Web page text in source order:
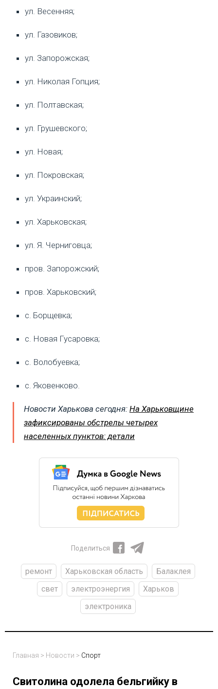
ул. Весенняя;
ул. Газовиков;
ул. Запорожская;
ул. Николая Гопция;
ул. Полтавская;
ул. Грушевского;
ул. Новая;
ул. Покровская;
ул. Украинский;
ул. Харьковская;
ул. Я. Черниговца;
пров. Запорожский;
пров. Харьковский;
с. Борщевка;
с. Новая Гусаровка;
с. Волобуевка;
с. Яковенково.
Новости Харькова сегодня: На Харьковщине
зафиксированы обстрелы четырех
населенных пунктов: детали
Поделиться
ремонт Харьковская область
Балаклея
свет
электроэнергия
Харьков
электроника
Главная > Новости > Спорт
Свитолина одолела бельгийку в